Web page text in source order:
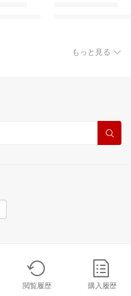
もっと見る
閲覧履歴 購入履歴